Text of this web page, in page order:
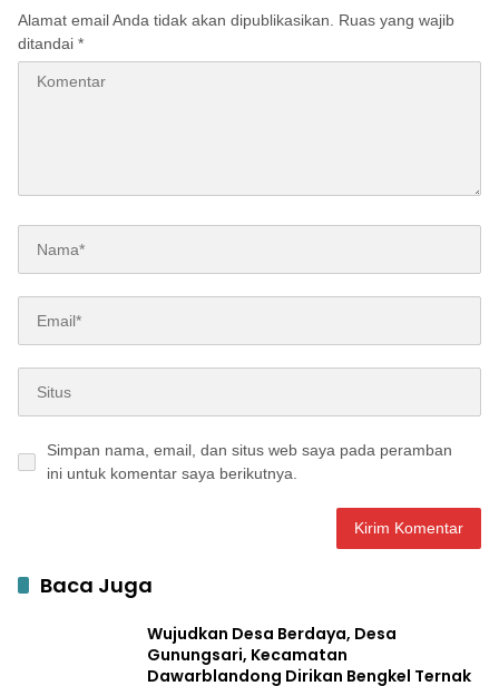
Alamat email Anda tidak akan dipublikasikan.
Ruas yang wajib
ditandai *
Simpan nama, email, dan situs web saya pada peramban
ini untuk komentar saya berikutnya.
Baca Juga
Wujudkan Desa Berdaya, Desa
Gunungsari, Kecamatan
Dawarblandong Dirikan Bengkel Ternak